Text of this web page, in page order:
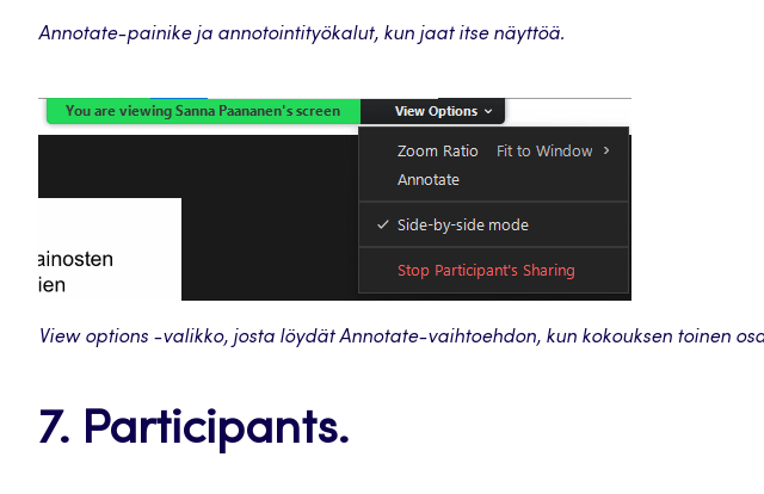
Annotate-painike ja annotointityökalut, kun jaat itse näyttöä.
View options -valikko, josta löydät Annotate-vaihtoehdon, kun kokouksen toinen
7. Participants.